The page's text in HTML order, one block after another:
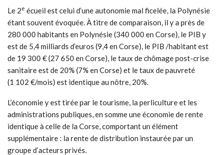
Le 2e écueil est celui d’une autonomie mal ficelée, la Polynésie
étant souvent évoquée. À titre de comparaison, il y a près de
280 000 habitants en Polynésie (340 000 en Corse), le PIB y
est de 5,4 milliards d’euros (9,4 en Corse), le PIB /habitant est
de 19 300 € (27 650 en Corse), le taux de chômage post-crise
sanitaire est de 20% (7% en Corse) et le taux de pauvreté
(1 102 €/mois) est identique au nôtre, 20%.
L’économie y est tirée par le tourisme, la perliculture et les
administrations publiques, en somme une économie de rente
identique à celle de la Corse, comportant un élément
supplémentaire : la rente de distribution instaurée par un
groupe d’acteurs privés.